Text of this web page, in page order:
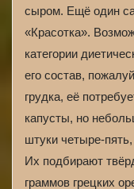
сыром. Ещё один
«Красотка».
категории
его состав,
грудка, её
капусты, но
штуки четыре-
Их подбирают
граммов грецких